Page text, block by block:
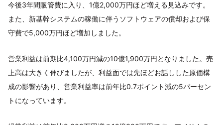
今後3年間販管費に入り、1億2,000万円ほど増える見込みです。
また、新基幹システムの稼働に伴うソフトウェアの償却および保
守費で5,000万円ほど増加しました。
営業利益は前期比4,100万円減の10億1,900万円となりました。売
上高は大きく伸びましたが、利益面では先ほどお話しした原価構
成の影響があり、営業利益率は前年比0.7ポイント減の5パーセン
トになっています。